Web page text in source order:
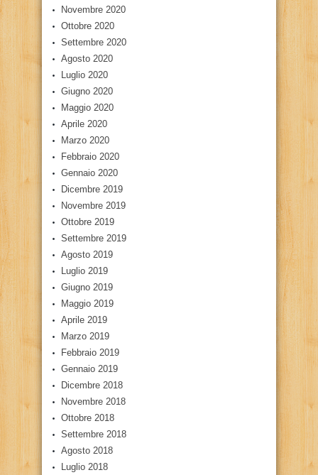
Novembre 2020
Ottobre 2020
Settembre 2020
Agosto 2020
Luglio 2020
Giugno 2020
Maggio 2020
Aprile 2020
Marzo 2020
Febbraio 2020
Gennaio 2020
Dicembre 2019
Novembre 2019
Ottobre 2019
Settembre 2019
Agosto 2019
Luglio 2019
Giugno 2019
Maggio 2019
Aprile 2019
Marzo 2019
Febbraio 2019
Gennaio 2019
Dicembre 2018
Novembre 2018
Ottobre 2018
Settembre 2018
Agosto 2018
Luglio 2018